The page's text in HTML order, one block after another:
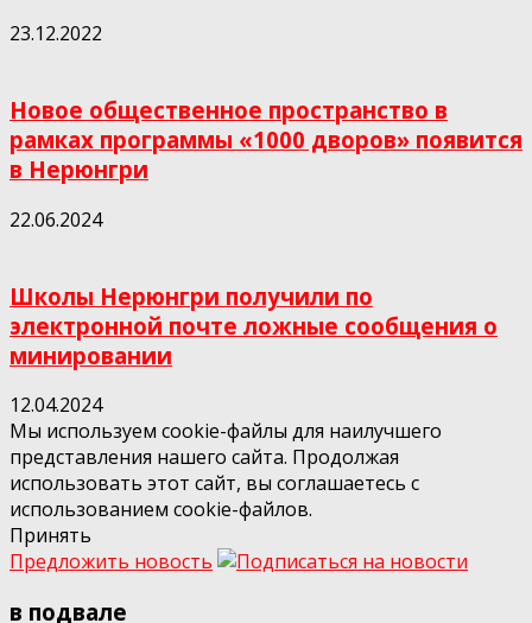
23.12.2022
Новое общественное пространство в
рамках программы «1000 дворов» появится
в Нерюнгри
22.06.2024
Школы Нерюнгри получили по
электронной почте ложные сообщения о
минировании
12.04.2024
Мы используем cookie-файлы для наилучшего
представления нашего сайта. Продолжая
использовать этот сайт, вы соглашаетесь с
использованием cookie-файлов.
Принять
Предложить новость
в подвале